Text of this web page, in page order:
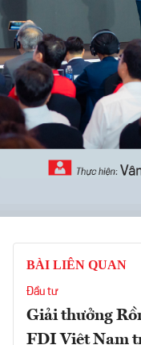
BÀI LIÊN QUAN
Đầu tư
Giải thưởng
FDI Việt Nam